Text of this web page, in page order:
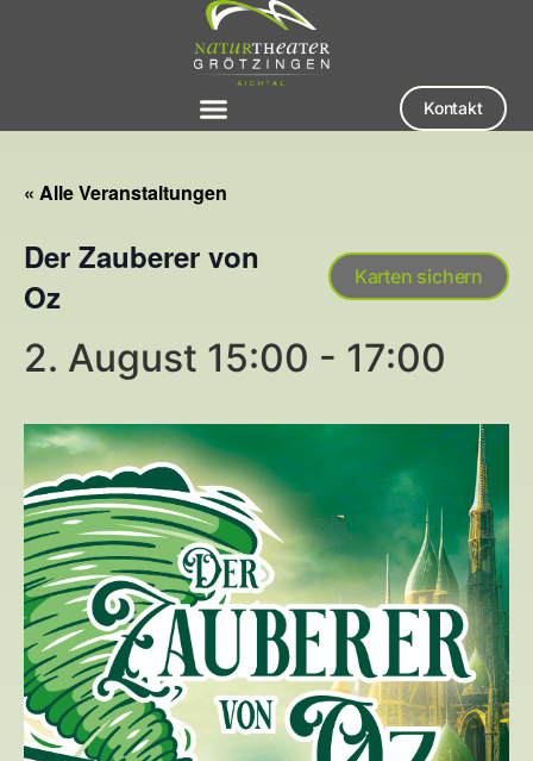
Kontakt
« Alle Veranstaltungen
Der Zauberer von
Oz
Karten sichern
2. August 15:00 - 17:00